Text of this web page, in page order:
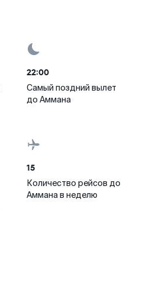
22:00
Самый поздний вылет
до Аммана
15
Количество рейсов до
Аммана в неделю